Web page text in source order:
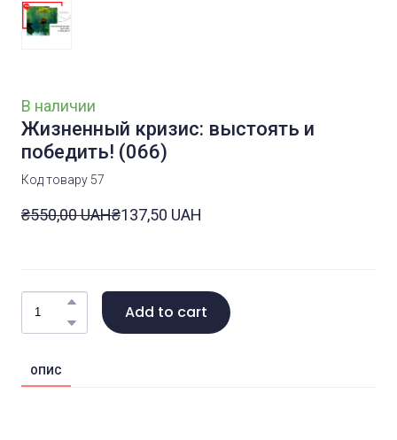
В наличии
Жизненный кризис: выстоять и
победить! (066)
Код товару 57
₴550,00 UAH₴137,50 UAH
Add to cart
ОПИС